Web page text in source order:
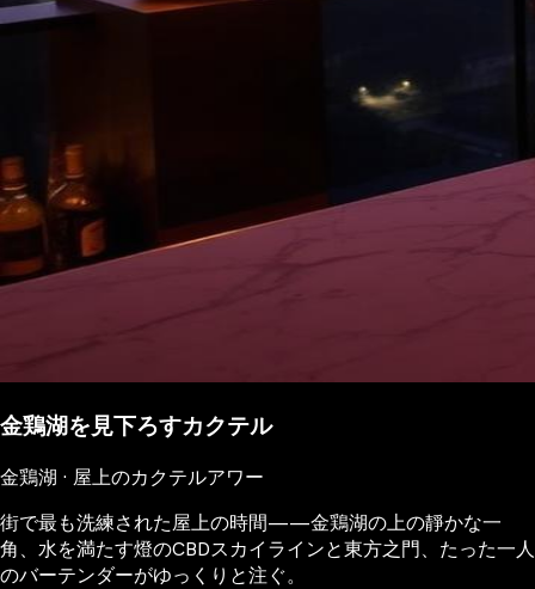
金鶏湖を見下ろすカクテル
金鶏湖 · 屋上のカクテルアワー
街で最も洗練された屋上の時間——金鶏湖の上の靜かな一
角、水を満たす燈のCBDスカイラインと東方之門、たった一人
のバーテンダーがゆっくりと注ぐ。